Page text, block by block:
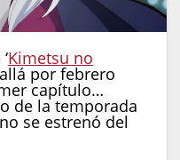
Kimetsu no
por febrero
capítulo…
de la temporada
se estrenó del